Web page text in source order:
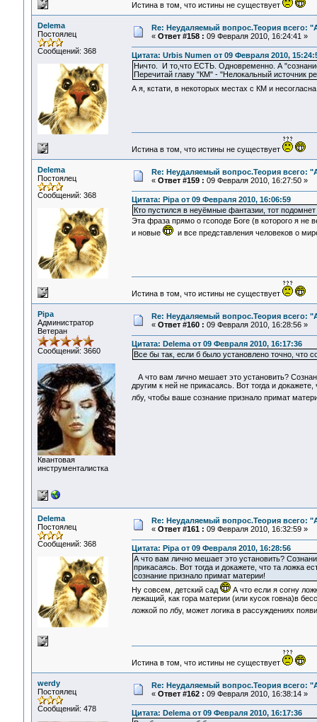
Истина в том, что истины не существует
Delema
Постоялец
Сообщений: 368
Re: Неудаляемый вопрос.Теория всего:
« Ответ #158 : 09 Февраля 2010, 16:24:41 »
Цитата: Urbis Numen от 09 Февраля 2010,
Ничто. И то,что ЕСТЬ. Одновременно. А
Перечитай главу "КМ" - "Нелокальный источник
А я, кстати, в некоторых местах с КМ и
Истина в том, что истины не существует
Delema
Постоялец
Сообщений: 368
Re: Неудаляемый вопрос.Теория всего:
« Ответ #159 : 09 Февраля 2010, 16:27:50 »
Цитата: Pipa от 09 Февраля 2010, 16:06:59
Кто пустился в неуёмные фантазии, тот
Эта фраза прямо о гсоподе Боге (в которого я
и новые
и все представления человеков о
Истина в том, что истины не существует
Pipa
Администратор
Ветеран
Сообщений: 3660
Квантовая
инструменталистка
Re: Неудаляемый вопрос.Теория всего:
« Ответ #160 : 09 Февраля 2010, 16:28:56 »
Цитата: Delema от 09 Февраля 2010, 16:17:36
Все бы так, если б было установлено точно, что
А что вам лично мешает это установить?
другим к ней не прикасаясь. Вот тогда и
лбу, чтобы ваше сознание признало примат
Delema
Постоялец
Сообщений: 368
Re: Неудаляемый вопрос.Теория всего:
« Ответ #161 : 09 Февраля 2010, 16:32:59 »
Цитата: Pipa от 09 Февраля 2010, 16:28:56
А что вам лично мешает это установить?
прикасаясь. Вот тогда и докажете, что та ложка
сознание признало примат материи!
Ну совсем, детский сад
А что если я согну
лежащий, как гора материи (или кусок говна)в
ложкой по лбу, может логика в рассуждениях
Истина в том, что истины не существует
werdy
Постоялец
Сообщений: 478
Re: Неудаляемый вопрос.Теория всего:
« Ответ #162 : 09 Февраля 2010, 16:38:14 »
Цитата: Delema от 09 Февраля 2010, 16:17:36